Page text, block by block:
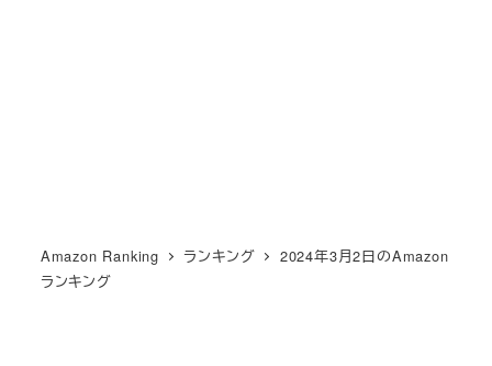
Amazon Ranking ランキング
2024年3月2日のAmazon
ランキング